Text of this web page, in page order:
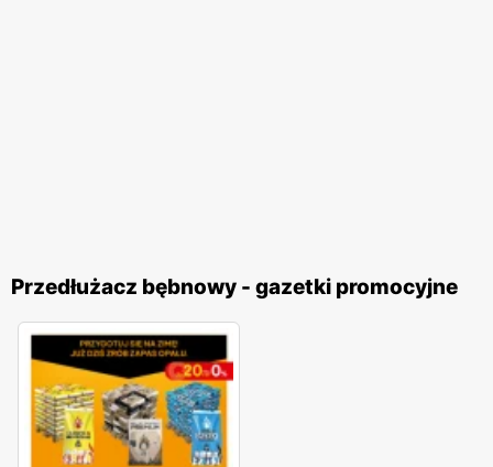
Przedłużacz bębnowy - gazetki promocyjne